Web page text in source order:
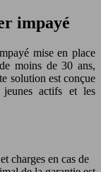
impayé
mise en place
moins de 30 ans,
solution est conçue
actifs et les
charges en cas de